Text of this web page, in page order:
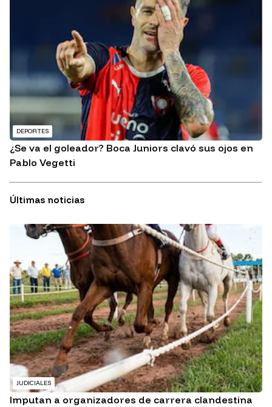
DEPORTES
¿Se va el goleador? Boca Juniors clavó sus ojos en
Pablo Vegetti
Últimas noticias
JUDICIALES
Imputan a organizadores de carrera clandestina